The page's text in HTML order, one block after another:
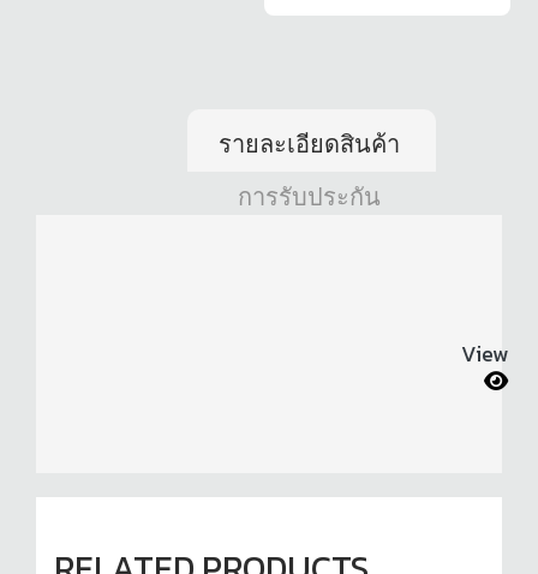
รายละเอียดสินค้า
การรับประกัน
View